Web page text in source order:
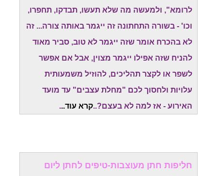
לרומא", ולמעשה מה שלא תעשו, תבדקו, תחפרו,
וכו' - בשורה התחתונה זה ייגמר באותה צורה... זה
לא בהכרח אומר שזה ייגמר לא טוב, סביר מאוד
להניח שזה אפילו ייגמר מצוין, אבל אם אפשר
לשפר או לקצר תהליכים, להוזיל משמעותית
עלויות ולחסוך לכם "מחלת עצבים" עד מועד
האירוע - אז למה לא בעצם?..קרא עוד...
חליפות חתן מעוצבות-טיפים לחתן ליום